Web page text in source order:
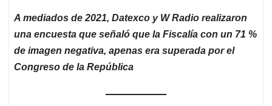
A mediados de 2021, Datexco y W Radio realizaron
una encuesta que señaló que la Fiscalía con un 71 %
de imagen negativa, apenas era superada por el
Congreso de la República